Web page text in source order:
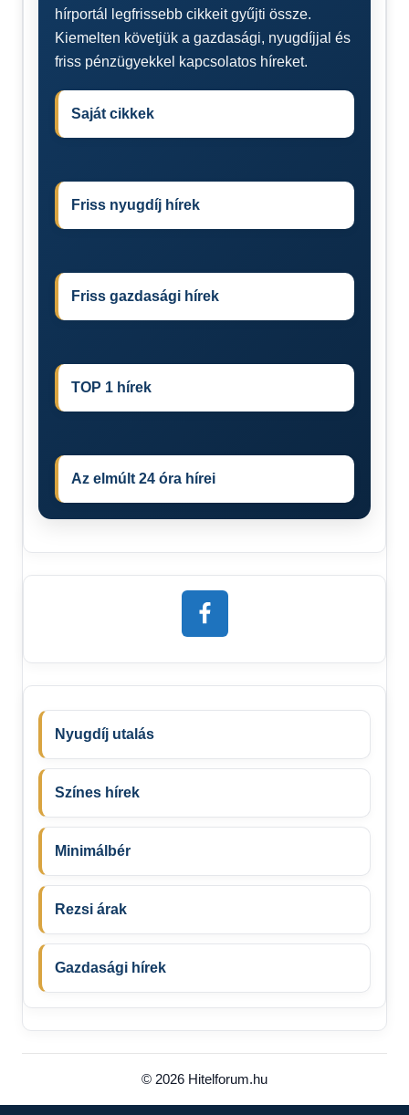
hírportál legfrissebb cikkeit gyűjti össze.
Kiemelten követjük a gazdasági, nyugdíjjal és
friss pénzügyekkel kapcsolatos híreket.
Saját cikkek
Friss nyugdíj hírek
Friss gazdasági hírek
TOP 1 hírek
Az elmúlt 24 óra hírei
Nyugdíj utalás
Színes hírek
Minimálbér
Rezsi árak
Gazdasági hírek
© 2026 Hitelforum.hu